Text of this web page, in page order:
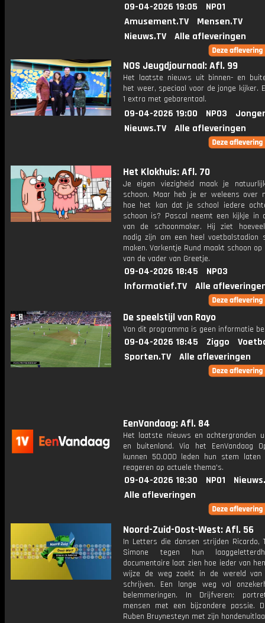
09-04-2026 19:05
NPO1
Amusement.TV
Mensen.TV
Nieuws.TV
Alle afleveringen
NOS Jeugdjournaal: Afl. 99
Het laatste nieuws uit binnen- en
het weer, speciaal voor de jonge kijker.
1 extra met gebarentaal.
09-04-2026 19:00 NPO3
Nieuws.TV
Alle afleveringen
Het Klokhuis: Afl. 70
Je eigen viezigheid maak je
schoon. Maar heb je er weleens over
hoe het kan dat je school iedere
schoon is? Pascal neemt een kijkje in
van de schoonmaker. Hij ziet
nodig zijn om een heel voetbalstadion
maken. Varkentje Rund maakt schoon
van de vader van Greetje.
09-04-2026 18:45
NPO3
Informatief.TV
Alle
De speelstijl van Rayo
Van dit programma is geen informatie
09-04-2026 18:45 Ziggo
Sporten.TV
Alle afleveringen
EenVandaag: Afl. 84
Het laatste nieuws en achtergronden
en buitenland. Via het EenVandaag
kunnen 50.000 leden hun stem laten
reageren op actuele thema's.
09-04-2026 18:30 NPO1
Alle afleveringen
Noord-Zuid-Oost-West: Afl. 56
In Letters die dansen strijden Ricardo,
Simone tegen hun
documentaire laat zien hoe ieder van
wijze de weg zoekt in de wereld van
schrijven. Een lange weg vol
belemmeringen. In Drijfveren:
mensen met een bijzondere passie.
Ruben Bruynesteyn met zijn